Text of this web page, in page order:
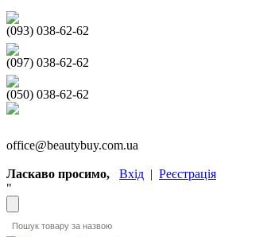
(093) 038-62-62
(097) 038-62-62
(050) 038-62-62
office@beautybuy.com.ua
Ласкаво просимо, Вхід | Реєстрація
"